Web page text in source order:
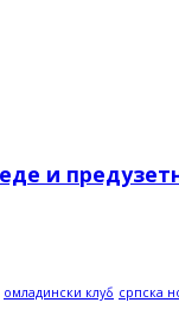
и
омладински клуб српска